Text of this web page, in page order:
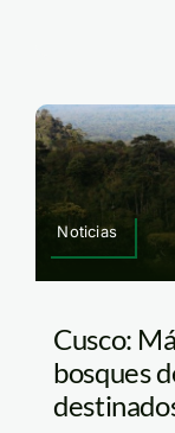
Noticias
Cusco:
bosques